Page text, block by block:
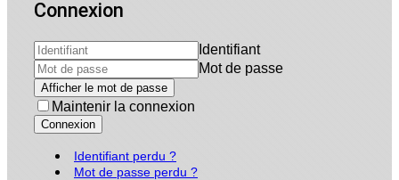
Connexion
Identifiant
Mot de passe
Afficher le mot de passe
Maintenir la connexion
Connexion
Identifiant perdu ?
Mot de passe perdu ?